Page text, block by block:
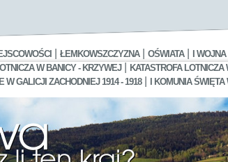
ŁEMKOWSZCZYZNA| OŚWIATA| I
W BANICY - KRZYWEJ| KATASTROFA LOTNICZA
W GALICJI ZACHODNIEJ 1914 - 1918| I KOMUNIA